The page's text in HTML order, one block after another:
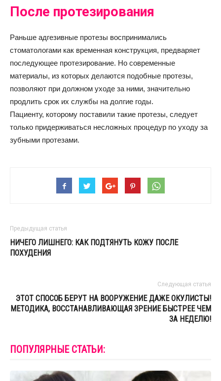
После протезирования
Раньше адгезивные протезы воспринимались
стоматологами как временная конструкция, предваряет
последующее протезирование. Но современные
материалы, из которых делаются подобные протезы,
позволяют при должном уходе за ними, значительно
продлить срок их службы на долгие годы.
Пациенту, которому поставили такие протезы, следует
только придерживаться несложных процедур по уходу за
зубными протезами.
Предыдущая статья
НИЧЕГО ЛИШНЕГО: КАК ПОДТЯНУТЬ КОЖУ ПОСЛЕ
ПОХУДЕНИЯ
Следующая статья
ЭТОТ СПОСОБ БЕРУТ НА ВООРУЖЕНИЕ ДАЖЕ ОКУЛИСТЫ!
МЕТОДИКА, ВОССТАНАВЛИВАЮЩАЯ ЗРЕНИЕ БЫСТРЕЕ ЧЕМ
ЗА НЕДЕЛЮ!
ПОПУЛЯРНЫЕ СТАТЬИ: